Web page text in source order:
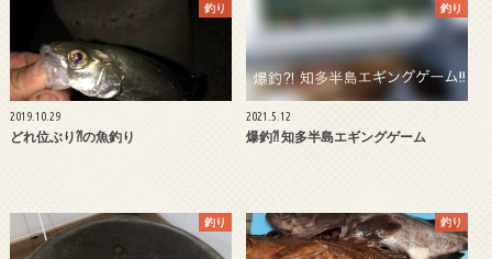
釣り
2019.10.29
どれ位ぶり⁈の魚釣り
釣り
2021.5.12
爆釣⁈ 知多半島エギングゲーム
釣り 釣り